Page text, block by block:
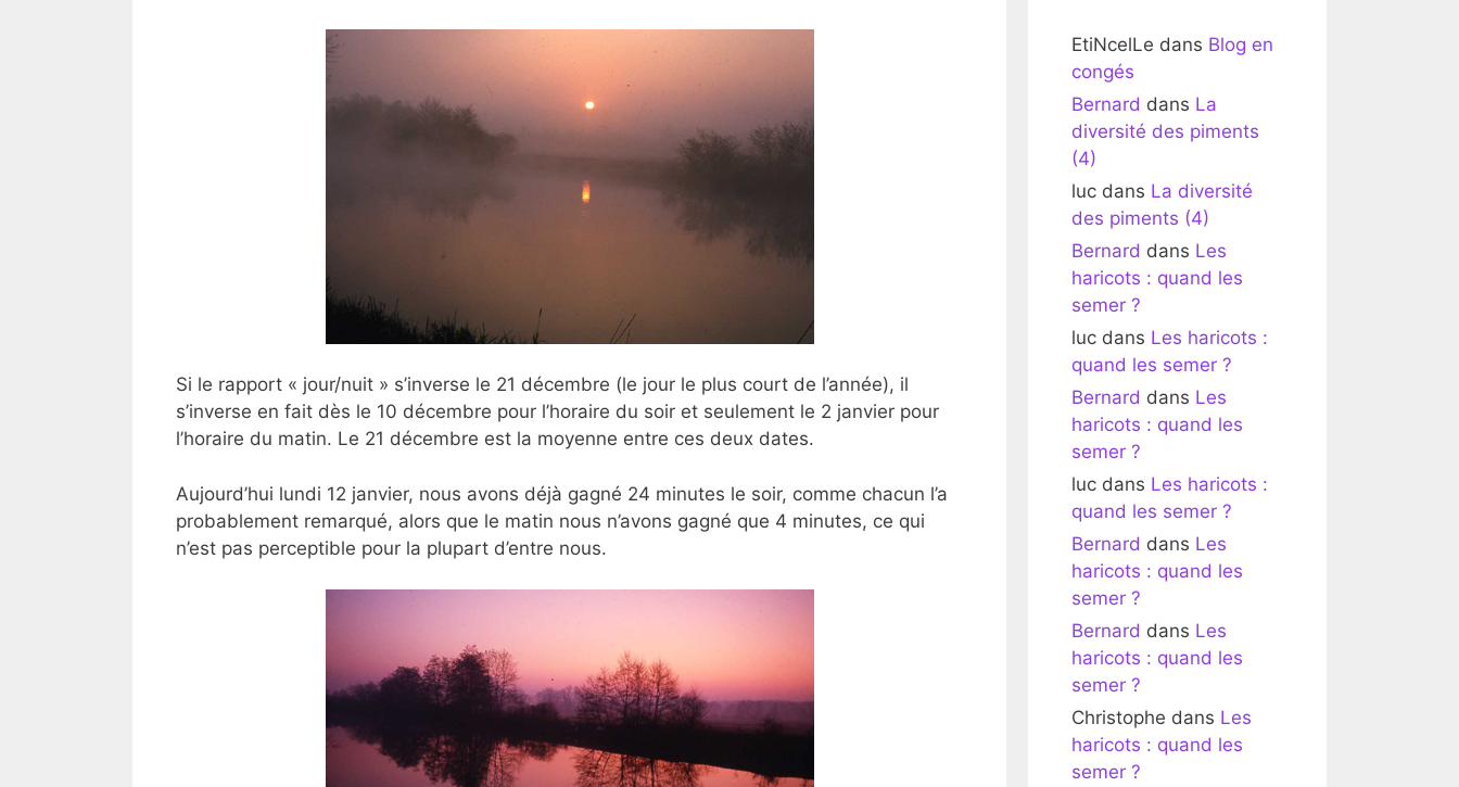
Si le rapport « jour/nuit » s’inverse le 21 décembre (le jour le plus court de l’année), il
s’inverse en fait dès le 10 décembre pour l’horaire du soir et seulement le 2 janvier pour
l’horaire du matin. Le 21 décembre est la moyenne entre ces deux dates.
Aujourd’hui lundi 12 janvier, nous avons déjà gagné 24 minutes le soir, comme chacun l’a
probablement remarqué, alors que le matin nous n’avons gagné que 4 minutes, ce qui
n’est pas perceptible pour la plupart d’entre nous.
EtiNcelLe dans Blog en
congés
Bernard dans La
diversité des piments
(4)
luc dans La diversité
des piments (4)
Bernard dans Les
haricots : quand les
semer ?
luc dans Les haricots :
quand les semer ?
Bernard dans Les
haricots : quand les
semer ?
luc dans Les haricots :
quand les semer ?
Bernard dans Les
haricots : quand les
semer ?
Bernard dans Les
haricots : quand les
semer ?
Christophe dans Les
haricots : quand les
semer ?